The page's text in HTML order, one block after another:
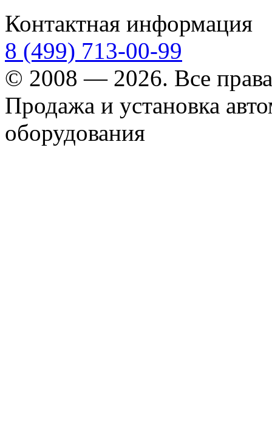
Контактная информация
8 (499) 713-00-99
© 2008 — 2026. Все
Продажа и установка
оборудования